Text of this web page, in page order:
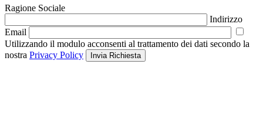
Ragione Sociale
Indirizzo
Email
Utilizzando il modulo acconsenti al trattamento dei dati secondo la
nostra Privacy Policy Invia Richiesta